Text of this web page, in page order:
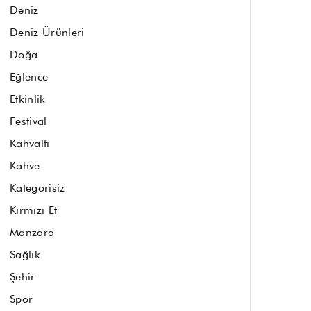
Deniz
Deniz Ürünleri
Doğa
Eğlence
Etkinlik
Festival
Kahvaltı
Kahve
Kategorisiz
Kırmızı Et
Manzara
Sağlık
Şehir
Spor